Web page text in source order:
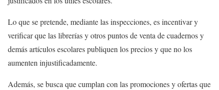
Lo que se pretende, mediante las inspecciones, es incentivar y
verificar que las librerías y otros puntos de venta de cuadernos y
demás artículos escolares publiquen los precios y que no los
aumenten injustificadamente.
Además, se busca que cumplan con las promociones y ofertas que